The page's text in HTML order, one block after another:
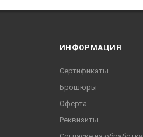
ИНФОРМАЦИЯ
Сертификаты
Брошюры
Оферта
Реквизиты